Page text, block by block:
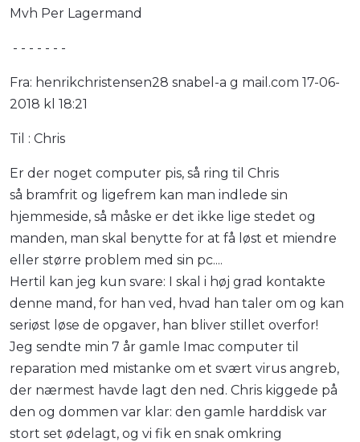
Mvh Per Lagermand
- - - - - - -
Fra: henrikchristensen28 snabel-a g mail.com 17-06-
2018 kl 18:21
Til : Chris
Er der noget computer pis, så ring til Chris
så bramfrit og ligefrem kan man indlede sin
hjemmeside, så måske er det ikke lige stedet og
manden, man skal benytte for at få løst et miendre
eller større problem med sin pc....
Hertil kan jeg kun svare: I skal i høj grad kontakte
denne mand, for han ved, hvad han taler om og kan
seriøst løse de opgaver, han bliver stillet overfor!
Jeg sendte min 7 år gamle Imac computer til
reparation med mistanke om et svært virus angreb,
der nærmest havde lagt den ned. Chris kiggede på
den og dommen var klar: den gamle harddisk var
stort set ødelagt, og vi fik en snak omkring